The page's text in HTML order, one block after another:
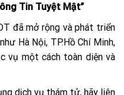
Tin Tuyệt Mật”
đã mở rộng và phát triển
Hà Nội, TP.Hồ Chí Minh,
vụ một cách toàn diện và
dịch vụ thám tử, hãy liên